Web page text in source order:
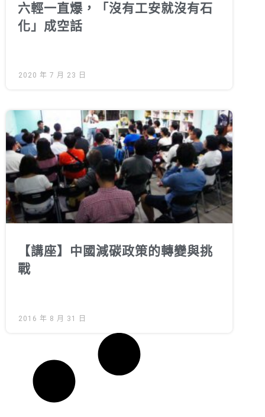
六輕一直爆，「沒有工安就沒有石
化」成空話
2020 年 7 月 23 日
【講座】中國減碳政策的轉變與挑
戰
2016 年 8 月 31 日